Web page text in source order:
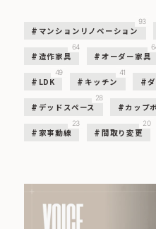
マンションリノベーション
93
造作家具
64
オーダー家具
LDK
49
キッチン
41
デッドスペース
28
カップ
家事動線
23
間取り変更
20